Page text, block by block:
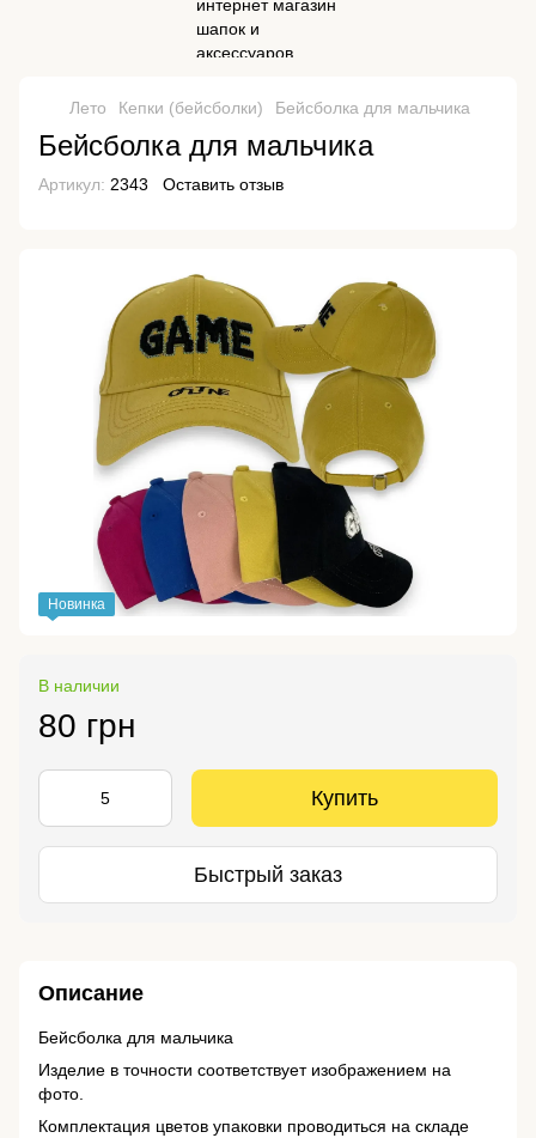
Лето Кепки (бейсболки) Бейсболка для мальчика
Бейсболка для мальчика
Артикул: 2343 Оставить отзыв
Новинка
В наличии
80 грн
Купить
Быстрый заказ
Описание
Бейсболка для мальчика
Изделие в точности соответствует изображением на
фото.
Комплектация цветов упаковки проводиться на складе